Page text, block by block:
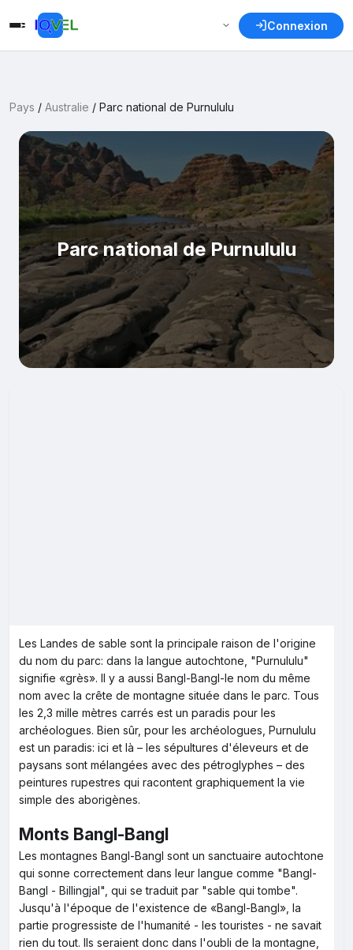
Connexion
Pays / Australie / Parc national de Purnululu
Parc national de Purnululu
Les Landes de sable sont la principale raison de l'origine
du nom du parc: dans la langue autochtone, "Purnululu"
signifie «grès». Il y a aussi Bangl-Bangl-le nom du même
nom avec la crête de montagne située dans le parc. Tous
les 2,3 mille mètres carrés est un paradis pour les
archéologues. Bien sûr, pour les archéologues, Purnululu
est un paradis: ici et là – les sépultures d'éleveurs et de
paysans sont mélangées avec des pétroglyphes – des
peintures rupestres qui racontent graphiquement la vie
simple des aborigènes.
Monts Bangl-Bangl
Les montagnes Bangl-Bangl sont un sanctuaire autochtone
qui sonne correctement dans leur langue comme "Bangl-
Bangl - Billingjal", qui se traduit par "sable qui tombe".
Jusqu'à l'époque de l'existence de «Bangl-Bangl», la
partie progressiste de l'humanité - les touristes - ne savait
rien du tout. Ils seraient donc dans l'oubli de la montagne,